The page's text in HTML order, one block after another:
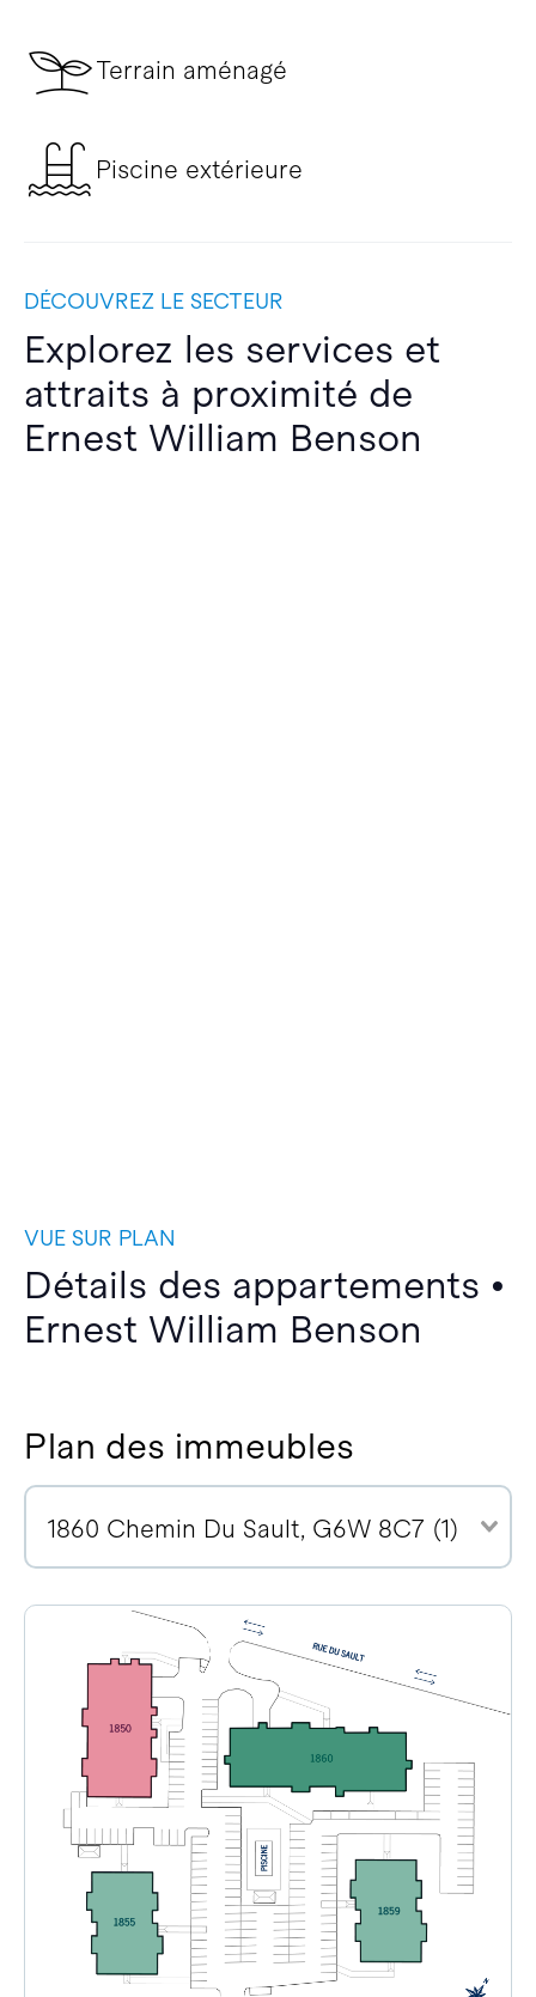
Terrain aménagé
Piscine extérieure
DÉCOUVREZ LE SECTEUR
Explorez les services et
attraits à proximité de
Ernest William Benson
VUE SUR PLAN
Détails des appartements •
Ernest William Benson
Plan des immeubles
1860 Chemin Du Sault, G6W 8C7 (1)